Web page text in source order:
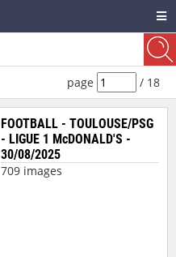
page / 18
FOOTBALL - TOULOUSE/PSG
- LIGUE 1 McDONALD'S -
30/08/2025
709 images